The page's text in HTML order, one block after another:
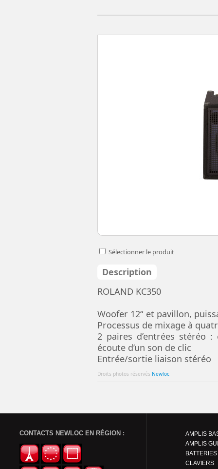
Sélectionner le produit
Description
ROLAND KC350
Woofer 12“ et pavillon,
Processus de mixage à
2 paires d’entrées stéréo
écoute d’un son de clic
Entrée/sortie liaison stéréo
Droits photos réservés Newloc
CONTACTS NEWLOC EN RÉGION :
AMPLIS
AMPLIS
BATTERIES
CLAVIERS